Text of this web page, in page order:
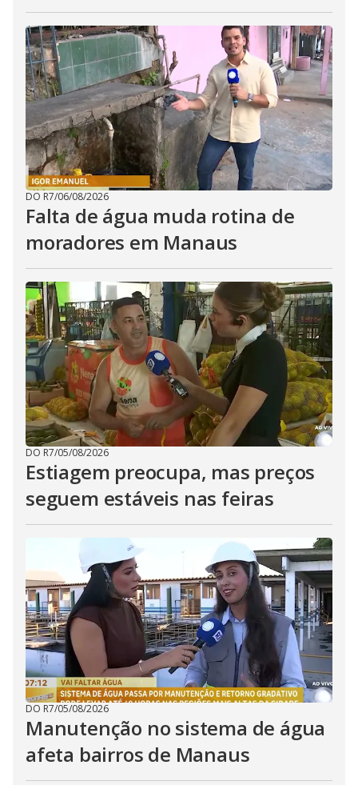
DO R7/06/08/2026
Falta de água muda rotina de
moradores em Manaus
DO R7/05/08/2026
Estiagem preocupa, mas preços
seguem estáveis nas feiras
DO R7/05/08/2026
Manutenção no sistema de água
afeta bairros de Manaus